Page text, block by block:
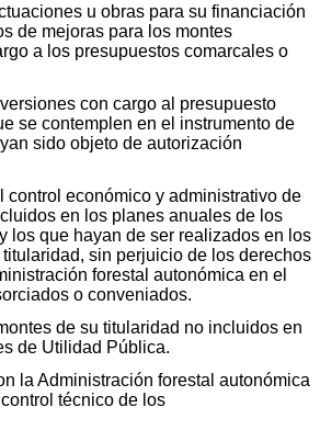
u obras para su financiación
de mejoras para los montes
a los presupuestos comarcales o
con cargo al presupuesto
se contemplen en el instrumento de
sido objeto de autorización
control económico y administrativo de
en los planes anuales de los
los que hayan de ser realizados en los
sin perjuicio de los derechos
forestal autonómica en el
o conveniados.
de su titularidad no incluidos en
de Utilidad Pública.
la Administración forestal autonómica
técnico de los